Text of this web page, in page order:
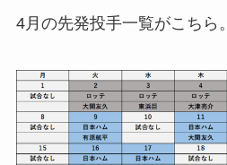
4月の先発投手一覧がこちら。